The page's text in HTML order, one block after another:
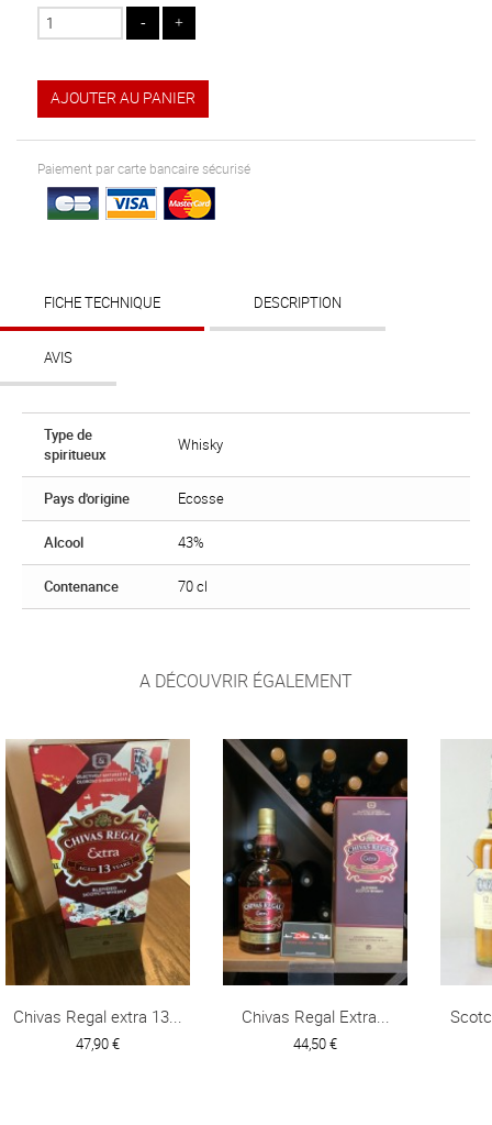
AJOUTER AU PANIER
Paiement par carte bancaire sécurisé
FICHE TECHNIQUE DESCRIPTION
AVIS
Type de
spiritueux
Whisky
Pays d'origine Ecosse
Alcool 43%
Contenance 70 cl
A DÉCOUVRIR ÉGALEMENT
Chivas Regal extra 13...
47,90 €
Chivas Regal Extra...
44,50 €